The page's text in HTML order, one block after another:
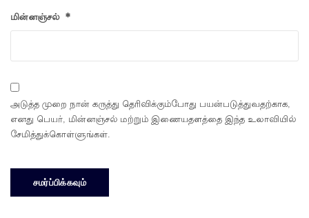
மின்னஞ்சல் *
அடுத்த முறை நான் கருத்து தெரிவிக்கும்போது பயன்படுத்துவதற்காக,
எனது பெயர், மின்னஞ்சல் மற்றும் இணையதளத்தை இந்த உலாவியில்
சேமித்துக்கொள்ளுங்கள்.